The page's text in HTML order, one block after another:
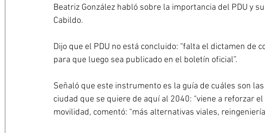
Beatriz González habló sobre la importancia del PDU y
Cabildo.
Dijo que el PDU no está concluido: “falta el dictamen de
para que luego sea publicado en el boletín oficial”.
Señaló que este instrumento es la guía de cuáles son
ciudad que se quiere de aquí al 2040: “viene a reforzar
movilidad, comentó: “más alternativas viales,